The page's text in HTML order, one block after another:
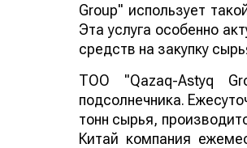
Group" использует
Эта услуга особенно
средств на закупку
ТОО "Qazaq-Astyq
подсолнечника.
тонн сырья,
Китай компания